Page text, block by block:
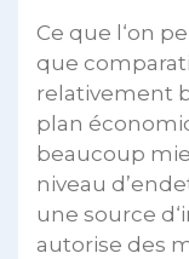
Ce que l‘on
que
relativement
plan
beaucoup
niveau
une source
autorise des